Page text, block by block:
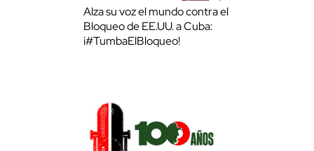
Alza su voz el mundo contra el
Bloqueo de EE.UU. a Cuba:
¡#TumbaElBloqueo!